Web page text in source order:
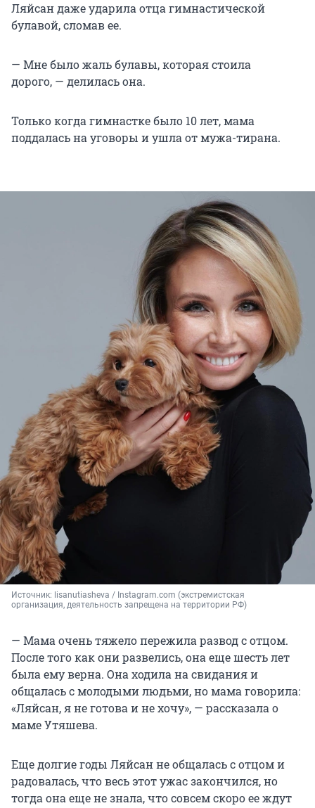
Ляйсан даже ударила отца гимнастической
булавой, сломав ее.
— Мне было жаль булавы, которая стоила
дорого, — делилась она.
Только когда гимнастке было 10 лет, мама
поддалась на уговоры и ушла от мужа-тирана.
Источник: lisanutiasheva / Instagram.com (экстремистская
организация, деятельность запрещена на территории РФ)
— Мама очень тяжело пережила развод с отцом.
После того как они развелись, она еще шесть лет
была ему верна. Она ходила на свидания и
общалась с молодыми людьми, но мама говорила:
«Ляйсан, я не готова и не хочу», — рассказала о
маме Утяшева.
Еще долгие годы Ляйсан не общалась с отцом и
радовалась, что весь этот ужас закончился, но
тогда она еще не знала, что совсем скоро ее ждут